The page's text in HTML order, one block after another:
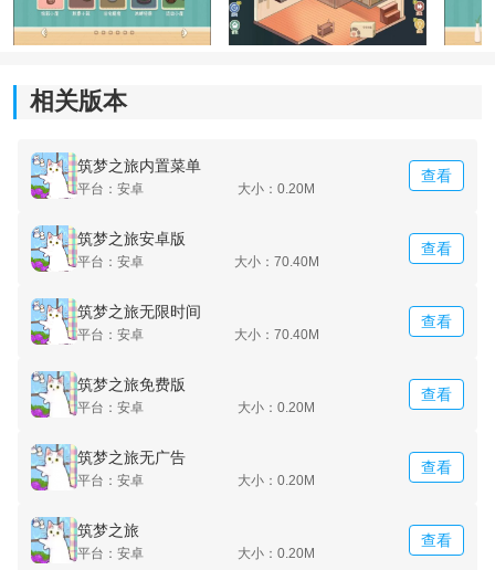
1.经常整理物品，还可以让玩家学习更多的收纳知识，了
解不同物品的摆放位置。
2.每一个关卡都需要玩家亲自去体验，游戏的难度也会越
来越高。
3.物品的摆放位置也是有所不同的，认真的去体验每个物
相关版本
筑梦之旅内置菜单
平台：安卓 大小：0.20M
查看
筑梦之旅安卓版
平台：安卓 大小：70.40M
查看
筑梦之旅无限时间
平台：安卓 大小：70.40M
查看
筑梦之旅免费版
平台：安卓 大小：0.20M
查看
筑梦之旅无广告
平台：安卓 大小：0.20M
查看
筑梦之旅
平台：安卓 大小：0.20M
查看